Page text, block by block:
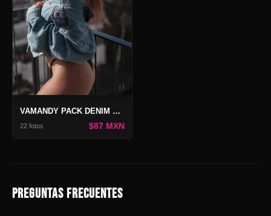
VAMANDY PACK DENIM FREEDOM
22 fotos $87 MXN
PREGUNTAS FRECUENTES